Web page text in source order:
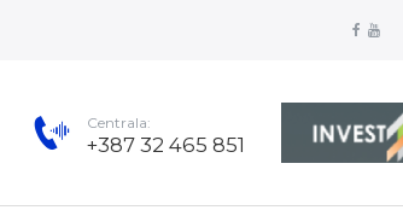
Centrala:
+387 32 465 851